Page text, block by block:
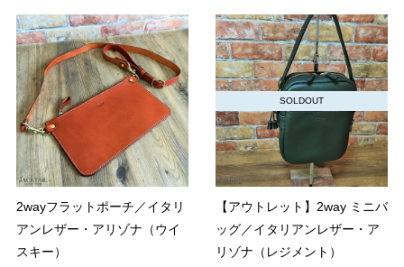
2wayフラットポーチ／イタリ
アンレザー・アリゾナ（ウイ
スキー）
SOLDOUT
【アウトレット】2way ミニバ
ッグ／イタリアンレザー・ア
リゾナ（レジメント）